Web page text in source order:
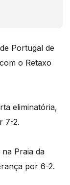
Portugal de
o Retaxo
eliminatória,
7-2.
Praia da
por 6-2.